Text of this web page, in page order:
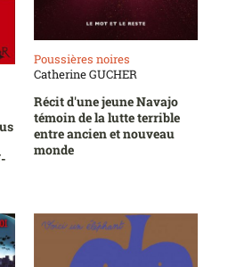
Poussières noires
Catherine GUCHER
Récit d'une jeune Navajo
témoin de la lutte terrible
entre ancien et nouveau
monde